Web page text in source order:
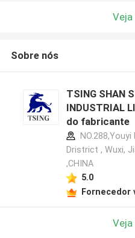
Sobre nós
TSING SHAN
INDUSTRIAL
do fabricante
Dristrict , Wuxi,
,CHINA
5.0
Fornecedor